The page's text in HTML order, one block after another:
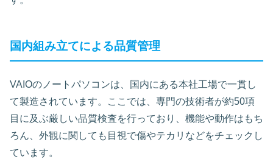
国内組み立てによる品質管理
VAIOのノートパソコンは、国内にある本社工場で一貫し
て製造されています。ここでは、専門の技術者が約50項
目に及ぶ厳しい品質検査を行っており、機能や動作はもち
ろん、外観に関しても目視で傷やテカリなどをチェックし
ています。